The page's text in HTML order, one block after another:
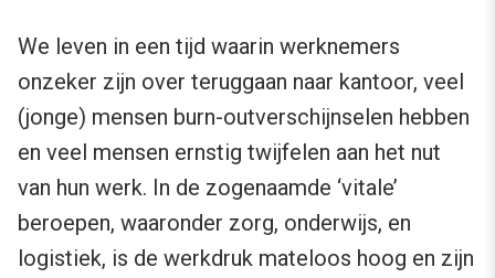
We leven in een tijd waarin werknemers
onzeker zijn over teruggaan naar kantoor, veel
(jonge) mensen burn-outverschijnselen hebben
en veel mensen ernstig twijfelen aan het nut
van hun werk. In de zogenaamde ‘vitale’
beroepen, waaronder zorg, onderwijs, en
logistiek, is de werkdruk mateloos hoog en zijn